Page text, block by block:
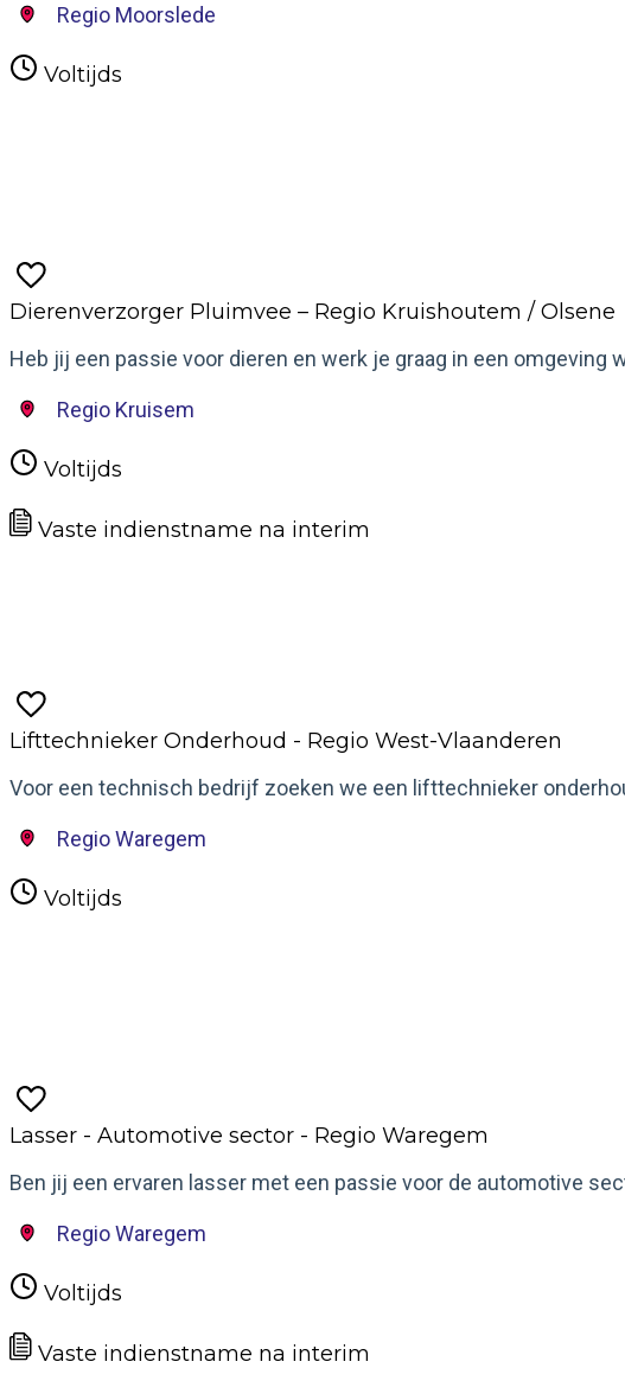
Regio Moorslede
Voltijds
Dierenverzorger Pluimvee – Regio Kruishoutem / Olsene
Heb jij een passie voor dieren en werk je graag in een omgeving
Regio Kruisem
Voltijds
Vaste indienstname na interim
Lifttechnieker Onderhoud - Regio West-Vlaanderen
Voor een technisch bedrijf zoeken we een lifttechnieker
Regio Waregem
Voltijds
Lasser - Automotive sector - Regio Waregem
Ben jij een ervaren lasser met een passie voor de automotive
Regio Waregem
Voltijds
Vaste indienstname na interim